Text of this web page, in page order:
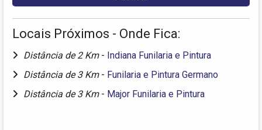
Locais Próximos - Onde Fica:
Distância de 2 Km - Indiana Funilaria e Pintura
Distância de 3 Km - Funilaria e Pintura Germano
Distância de 3 Km - Major Funilaria e Pintura